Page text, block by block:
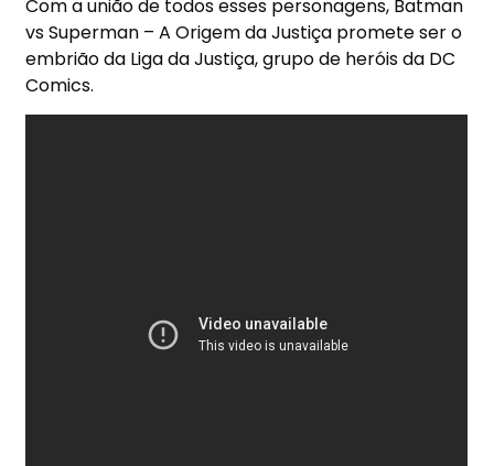
Com a união de todos esses personagens, Batman
vs Superman – A Origem da Justiça promete ser o
embrião da Liga da Justiça, grupo de heróis da DC
Comics.